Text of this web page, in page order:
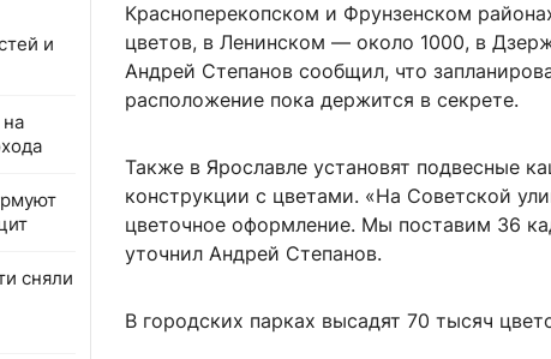
и
сняли
Красноперекопском и Фрунзенском
цветов, в Ленинском — около 1000, в
Андрей Степанов сообщил, что
расположение пока держится в секрете.
Также в Ярославле установят подвесные
конструкции с цветами. «На Советской
цветочное оформление. Мы поставим 36
уточнил Андрей Степанов.
В городских парках высадят 70 тысяч